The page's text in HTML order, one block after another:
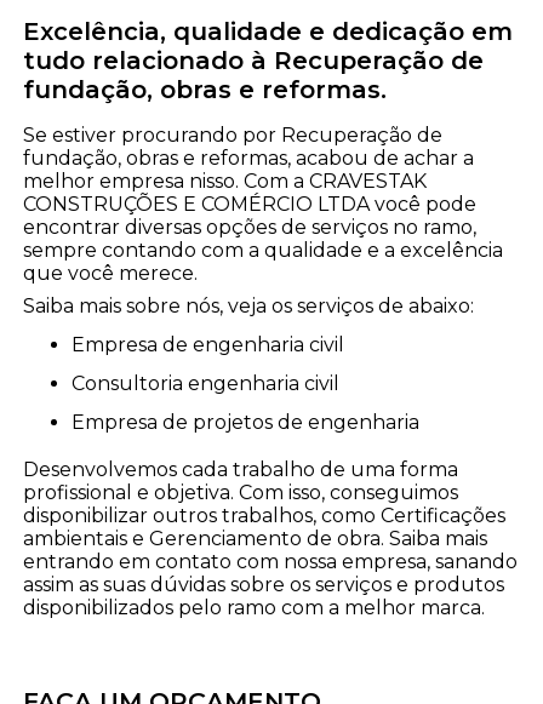
Excelência, qualidade e dedicação em
tudo relacionado à Recuperação de
fundação, obras e reformas.
Se estiver procurando por Recuperação de
fundação, obras e reformas, acabou de achar a
melhor empresa nisso. Com a CRAVESTAK
CONSTRUÇÕES E COMÉRCIO LTDA você pode
encontrar diversas opções de serviços no ramo,
sempre contando com a qualidade e a excelência
que você merece.
Saiba mais sobre nós, veja os serviços de abaixo:
empresa de engenharia civil
consultoria engenharia civil
empresa de projetos de engenharia
Desenvolvemos cada trabalho de uma forma
profissional e objetiva. Com isso, conseguimos
disponibilizar outros trabalhos, como Certificações
ambientais e Gerenciamento de obra. Saiba mais
entrando em contato com nossa empresa, sanando
assim as suas dúvidas sobre os serviços e produtos
disponibilizados pelo ramo com a melhor marca.